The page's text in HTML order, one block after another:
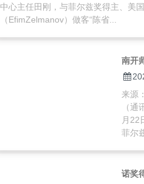
中心主任田刚，与菲尔兹奖得主、美
（EfimZelmanov）做客“陈省...
南开
来源
（
月22
菲尔
诺奖